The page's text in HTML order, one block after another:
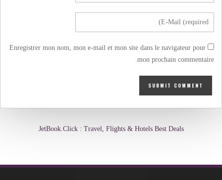
Enregistrer mon nom, mon e-mail et mon site dans le navigateur pour
mon prochain commentaire.
JetBook.Click : Travel, Flights & Hotels Best Deals